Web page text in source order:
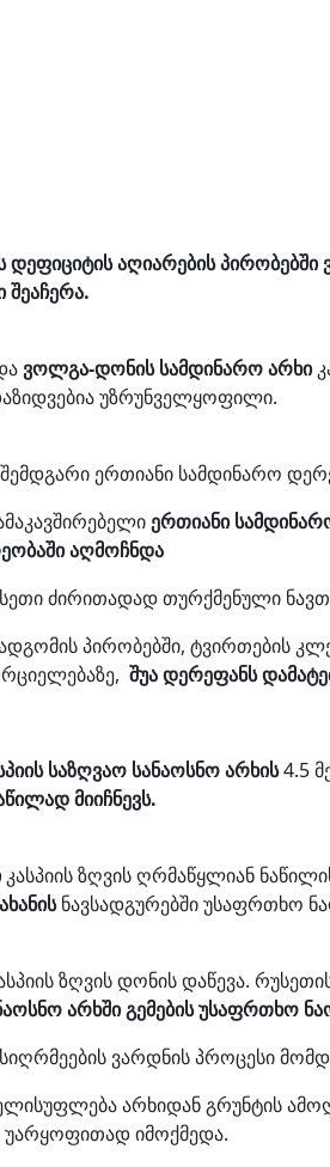
დეფიციტის აღიარების
ვოლგა-დონის სამდინარო არხი
უზრუნველყოფილი.
ერთიანი სამდინარო
ერთიანი
აღმოჩნდა
ძირითადად თურქმენული
პირობებში, ტვირთების
შუა დერეფანს
საზღვაო სანაოსნო არხის4.5
მიიჩნევს.
კასპიის ზღვის ღრმაწყლიან
ნავსადგურებში უსაფრთხო
ზღვის დონის დაწევა.
არხში გემების უსაფრთხო
ვარდნის პროცესი
არხიდან გრუნტის
უარყოფითად იმოქმედა.